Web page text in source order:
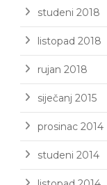
studeni 2018
listopad 2018
rujan 2018
siječanj 2015
prosinac 2014
studeni 2014